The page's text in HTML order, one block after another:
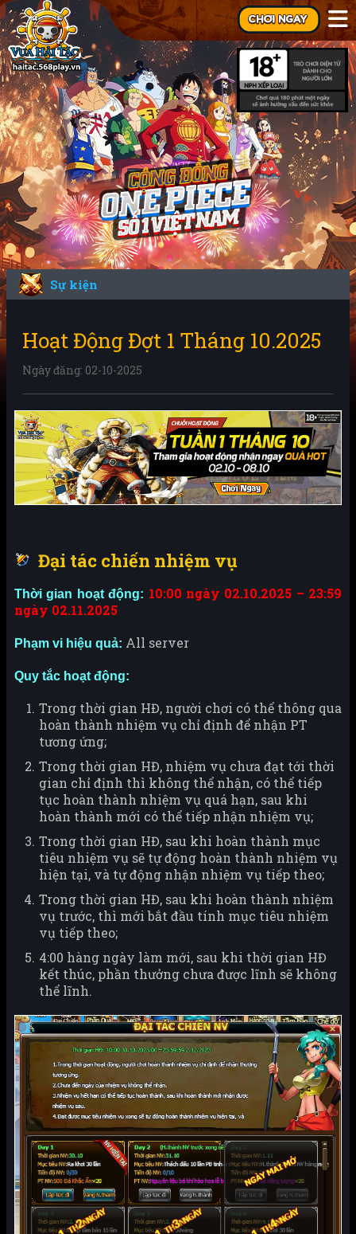
Sự kiện
Hoạt Động Đợt 1 Tháng 10.2025
Ngày đăng: 02-10-2025
Đại tác chiến nhiệm vụ
Thời gian hoạt động: 10:00 ngày 02.10.2025 – 23:59
ngày 02.11.2025
Phạm vi hiệu quả: All server
Quy tắc hoạt động:
Trong thời gian HĐ, người chơi có thể thông qua
hoàn thành nhiệm vụ chỉ định để nhận PT
tương ứng;
Trong thời gian HĐ, nhiệm vụ chưa đạt tới thời
gian chỉ định thì không thể nhận, có thể tiếp
tục hoàn thành nhiệm vụ quá hạn, sau khi
hoàn thành mới có thể tiếp nhận nhiệm vụ;
Trong thời gian HĐ, sau khi hoàn thành mục
tiêu nhiệm vụ sẽ tự động hoàn thành nhiệm vụ
hiện tại, và tự động nhận nhiệm vụ tiếp theo;
Trong thời gian HĐ, sau khi hoàn thành nhiệm
vụ trước, thì mới bắt đầu tính mục tiêu nhiệm
vụ tiếp theo;
4:00 hàng ngày làm mới, sau khi thời gian HĐ
kết thúc, phần thưởng chưa được lĩnh sẽ không
thể lĩnh.